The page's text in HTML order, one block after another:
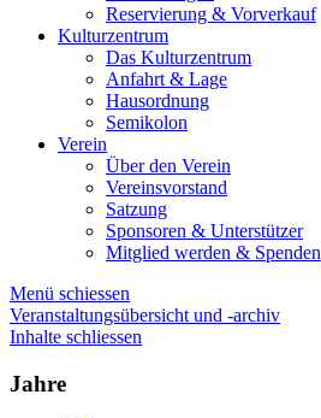
Reservierung & Vorverkauf
Kulturzentrum
Das Kulturzentrum
Anfahrt & Lage
Hausordnung
Semikolon
Verein
Über den Verein
Vereinsvorstand
Satzung
Sponsoren & Unterstützer
Mitglied werden & Spenden
Menü schiessen
Veranstaltungsübersicht und -archiv
Inhalte schliessen
Jahre